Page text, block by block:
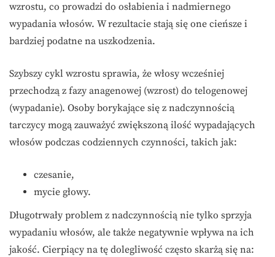
wzrostu, co prowadzi do osłabienia i nadmiernego
wypadania włosów. W rezultacie stają się one cieńsze i
bardziej podatne na uszkodzenia.
Szybszy cykl wzrostu sprawia, że włosy wcześniej
przechodzą z fazy anagenowej (wzrost) do telogenowej
(wypadanie). Osoby borykające się z nadczynnością
tarczycy mogą zauważyć zwiększoną ilość wypadających
włosów podczas codziennych czynności, takich jak:
czesanie,
mycie głowy.
Długotrwały problem z nadczynnością nie tylko sprzyja
wypadaniu włosów, ale także negatywnie wpływa na ich
jakość. Cierpiący na tę dolegliwość często skarżą się na: